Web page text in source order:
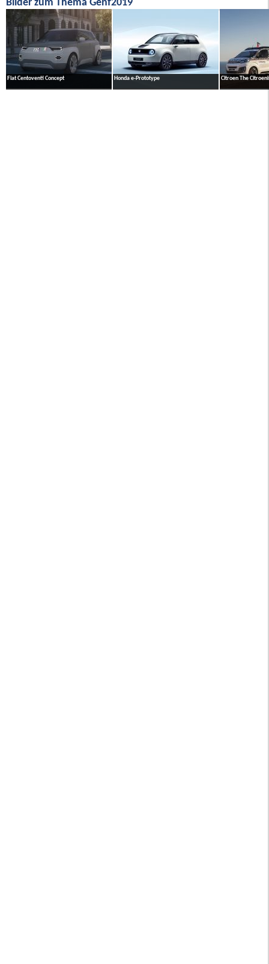
Bilder zum Thema Genf2019
Fiat Centoventi Concept Honda e-Prototype Citroen The